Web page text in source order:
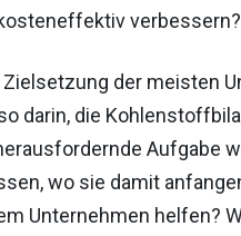
verbessern?
der meisten
darin, die
Aufgabe
wo sie damit
Unternehmen helfen?